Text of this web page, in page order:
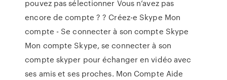
pouvez pas sélectionner Vous n’avez pas
encore de compte ? ? Créez-e Skype Mon
compte - Se connecter à son compte Skype
Mon compte Skype, se connecter à son
compte skyper pour échanger en vidéo avec
ses amis et ses proches. Mon Compte Aide